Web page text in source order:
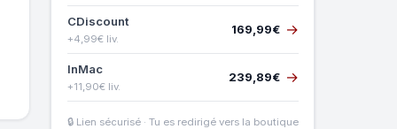
CDiscount
+4,99€ liv.
169,99€ →
InMac
+11,90€ liv.
239,89€ →
🔒 Lien sécurisé · Tu es redirigé vers la boutique